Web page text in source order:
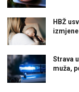
HBŽ
Strava
muža,